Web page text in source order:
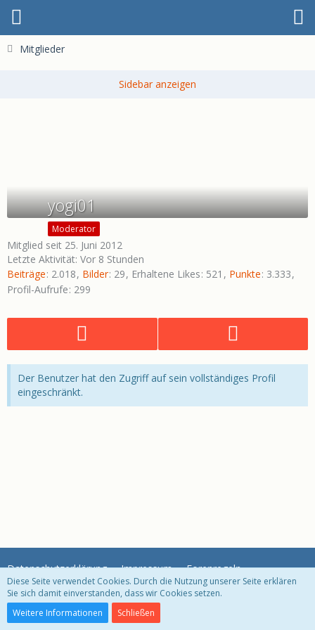
Mitglieder
yogi01
Moderator
Mitglied seit 25. Juni 2012
Letzte Aktivität: Vor 8 Stunden
Beiträge 2.018 Bilder 29 Erhaltene Likes 521 Punkte 3.333
Profil-Aufrufe 299
Der Benutzer hat den Zugriff auf sein vollständiges Profil
eingeschränkt.
Datenschutzerklärung Impressum Forenregeln
Community-Software:
Diese Seite verwendet Cookies. Durch die Nutzung unserer Seite erklären
Sie sich damit einverstanden, dass wir Cookies setzen.
Weitere Informationen
Schließen